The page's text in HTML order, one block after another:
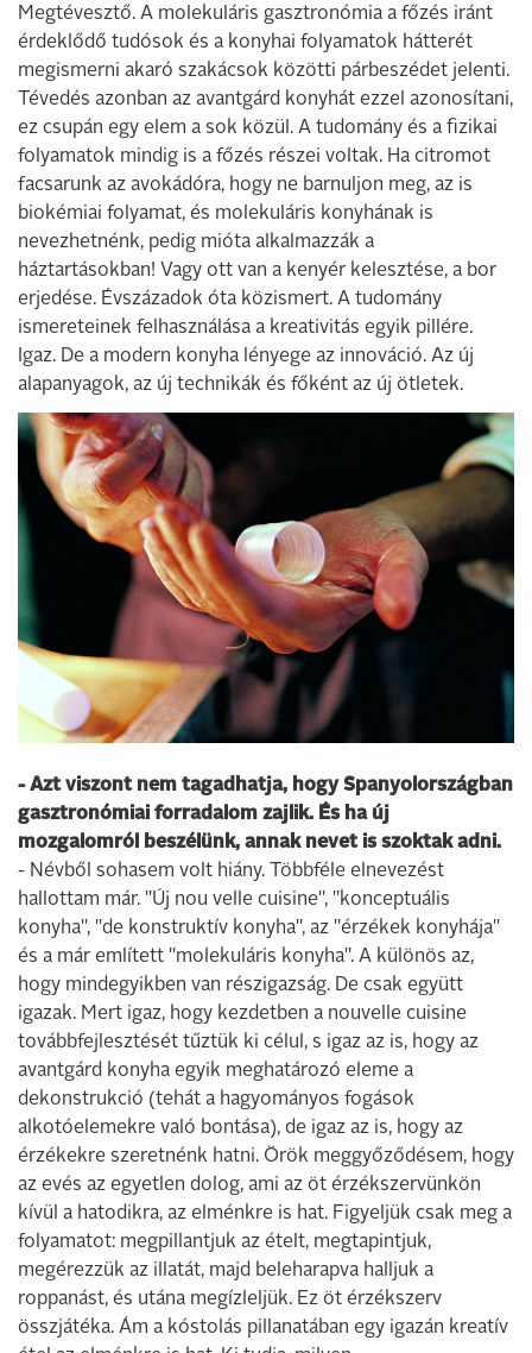
Megtévesztő. A molekuláris gasztronómia a főzés iránt
érdeklődő tudósok és a konyhai folyamatok hátterét
megismerni akaró szakácsok közötti párbeszédet jelenti.
Tévedés azonban az avantgárd konyhát ezzel azonosítani,
ez csupán egy elem a sok közül. A tudomány és a fizikai
folyamatok mindig is a főzés részei voltak. Ha citromot
facsarunk az avokádóra, hogy ne barnuljon meg, az is
biokémiai folyamat, és molekuláris konyhának is
nevezhetnénk, pedig mióta alkalmazzák a
háztartásokban! Vagy ott van a kenyér kelesztése, a bor
erjedése. Évszázadok óta közismert. A tudomány
ismereteinek felhasználása a kreativitás egyik pillére.
Igaz. De a modern konyha lényege az innováció. Az új
alapanyagok, az új technikák és főként az új ötletek.
- Azt viszont nem tagadhatja, hogy Spanyolországban
gasztronómiai forradalom zajlik. És ha új
mozgalomról beszélünk, annak nevet is szoktak adni.
- Névből sohasem volt hiány. Többféle elnevezést
hallottam már. "Új nou velle cuisine", "konceptuális
konyha", "de konstruktív konyha", az "érzékek konyhája"
és a már említett "molekuláris konyha". A különös az,
hogy mindegyikben van részigazság. De csak együtt
igazak. Mert igaz, hogy kezdetben a nouvelle cuisine
továbbfejlesztését tűztük ki célul, s igaz az is, hogy az
avantgárd konyha egyik meghatározó eleme a
dekonstrukció (tehát a hagyományos fogások
alkotóelemekre való bontása), de igaz az is, hogy az
érzékekre szeretnénk hatni. Örök meggyőződésem, hogy
az evés az egyetlen dolog, ami az öt érzékszervünkön
kívül a hatodikra, az elménkre is hat. Figyeljük csak meg a
folyamatot: megpillantjuk az ételt, megtapintjuk,
megérezzük az illatát, majd beleharapva halljuk a
roppanást, és utána megízleljük. Ez öt érzékszerv
összjátéka. Ám a kóstolás pillanatában egy igazán kreatív